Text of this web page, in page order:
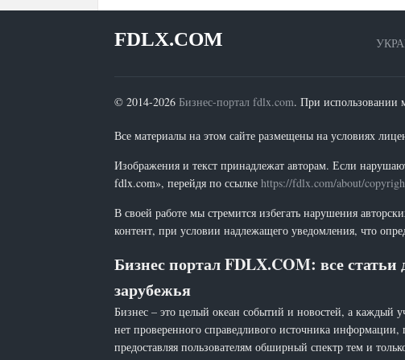
FDLX.COM
© 2014-2026 Бизнес-портал fdlx.com. При использовании
Все материалы на этом сайте размещены на условиях
Изображения и текст принадлежат авторам. Если
fdlx.com», перейдя по ссылке https://fdlx.com/about/
В своей работе мы стремится избегать нарушения
контент, при условии надлежащего уведомления, что
Бизнес портал FDLX.COM: все
зарубежья
Бизнес – это целый океан событий и новостей, а каждый
нет проверенного справедливого источника информации,
предоставляя пользователям обширный спектр тем и